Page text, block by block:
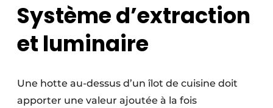
Système d’extraction
et luminaire
Une hotte au-dessus d’un îlot de cuisine doit
apporter une valeur ajoutée à la fois